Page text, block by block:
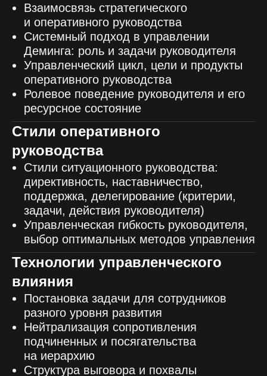
Взаимосвязь стратегического
и оперативного руководства
Системный подход в управлении
Деминга: роль и задачи руководителя
Управленческий цикл, цели и продукты
оперативного руководства
Ролевое поведение руководителя и его
ресурсное состояние
Стили оперативного
руководства
Стили ситуационного руководства:
директивность, наставничество,
поддержка, делегирование (критерии,
задачи, действия руководителя)
Управленческая гибкость руководителя,
выбор оптимальных методов управления
Технологии управленческого
влияния
Постановка задачи для сотрудников
разного уровня развития
Нейтрализация сопротивления
подчиненных и посягательства
на иерархию
Структура выговора и похвалы